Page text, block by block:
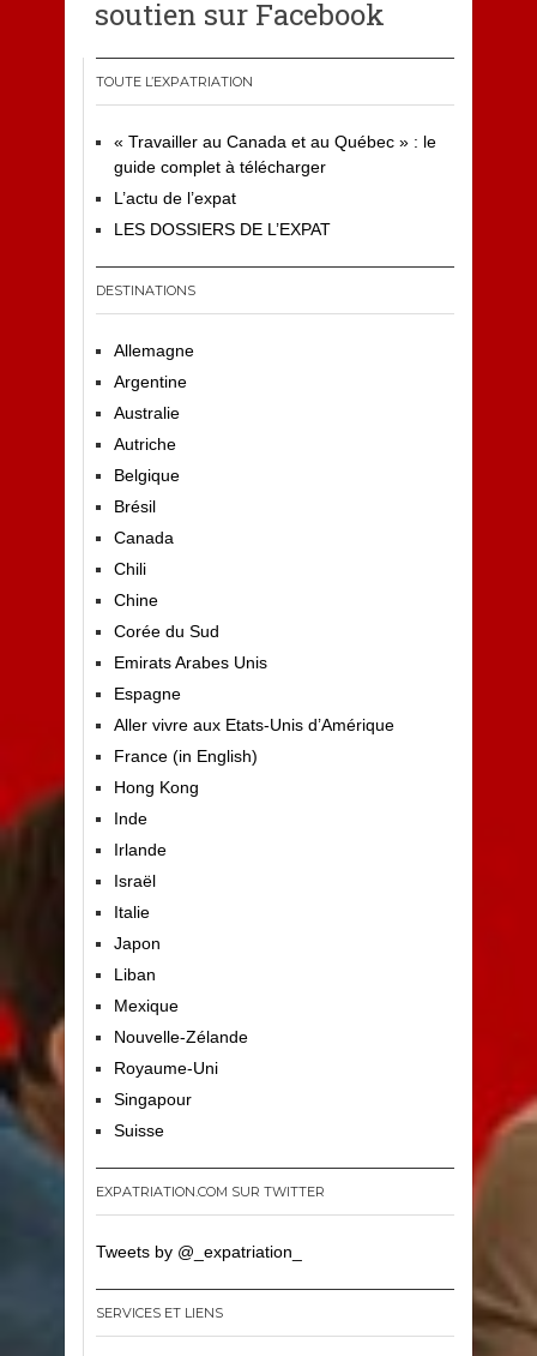
soutien sur Facebook
TOUTE L’EXPATRIATION
« Travailler au Canada et au Québec » : le
guide complet à télécharger
L’actu de l’expat
LES DOSSIERS DE L’EXPAT
DESTINATIONS
Allemagne
Argentine
Australie
Autriche
Belgique
Brésil
Canada
Chili
Chine
Corée du Sud
Emirats Arabes Unis
Espagne
Aller vivre aux Etats-Unis d’Amérique
France (in English)
Hong Kong
Inde
Irlande
Israël
Italie
Japon
Liban
Mexique
Nouvelle-Zélande
Royaume-Uni
Singapour
Suisse
EXPATRIATION.COM SUR TWITTER
Tweets by @_expatriation_
SERVICES ET LIENS